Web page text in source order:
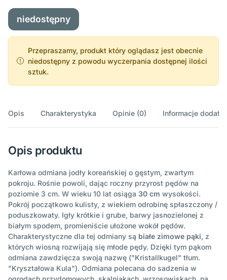
niedostępny
Przepraszamy, produkt który oglądasz jest obecnie
niedostępny z powodu wyczerpania dostępnej ilości
sztuk.
Opis Charakterystyka Opinie (0) Informacje
Opis produktu
Karłowa odmiana jodły koreańskiej o gęstym, zwartym
pokroju. Rośnie powoli, dając roczny przyrost pędów na
poziomie 3 cm. W wieku 10 lat osiąga 30 cm wysokości.
Pokrój początkowo kulisty, z wiekiem odrobinę spłaszczony /
poduszkowaty. Igły krótkie i grube, barwy jasnozielonej z
białym spodem, promieniście ułożone wokół pędów.
Charakterystyczne dla tej odmiany są białe zimowe pąki, z
których wiosną rozwijają się młode pędy. Dzięki tym pąkom
odmiana zawdzięcza swoją nazwę ("Kristallkugel" tłum.
"Kryształowa Kula"). Odmiana polecana do sadzenia w